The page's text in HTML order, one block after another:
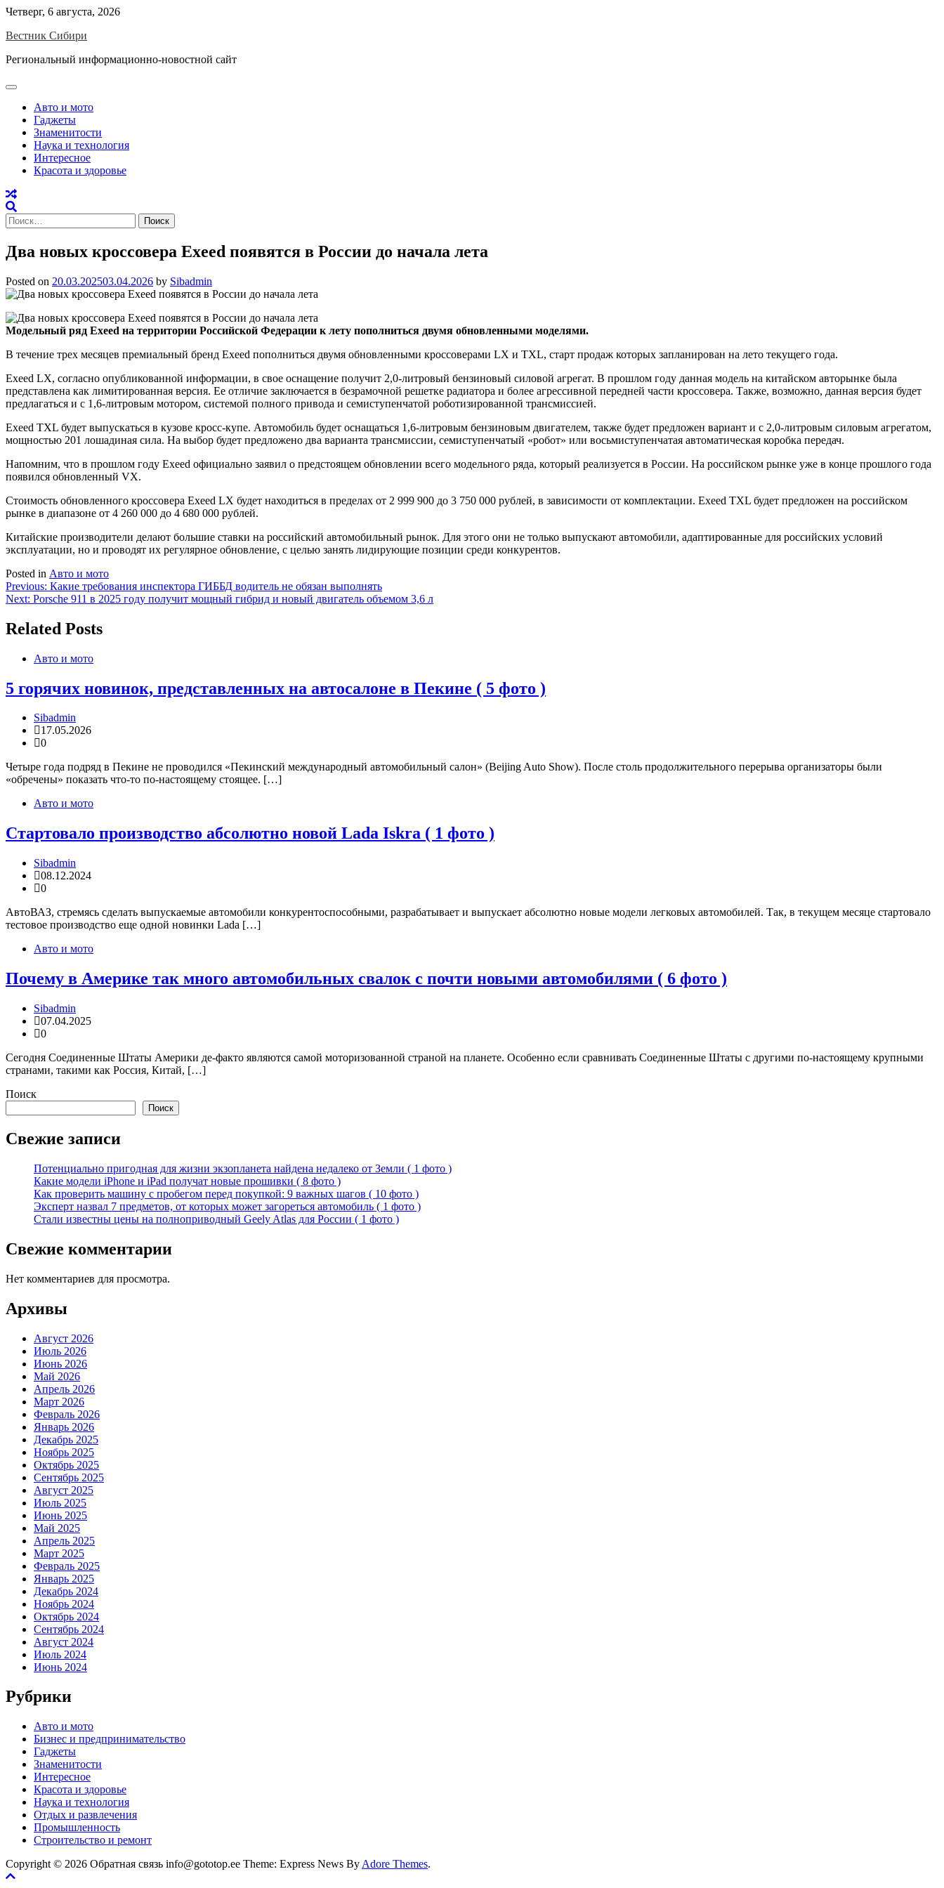
Skip
content
Четверг, 6 августа, 2026
Вестник Сибири
Региональный информационно-новостной сайт
Авто и мото
Гаджеты
Знаменитости
Наука и технология
Интересное
Красота и здоровье
Найти:
Два новых кроссовера Exeed появятся в России до начала лета
Posted on 20.03.202503.04.2026 by Sibadmin
Модельный ряд Exeed на территории Российской Федерации к лету пополниться двумя обновленными моделями.
В течение трех месяцев премиальный бренд Exeed пополниться двумя обновленными кроссоверами LX и TXL, старт продаж которых запланирован на лето текущего года.
Exeed LX, согласно опубликованной информации, в свое оснащение получит 2,0-литровый бензиновый силовой агрегат. В прошлом году данная модель на китайском авторынке была
представлена как лимитированная версия. Ее отличие заключается в безрамочной решетке радиатора и более агрессивной передней части кроссовера. Также, возможно, данная версия будет
предлагаться и с 1,6-литровым мотором, системой полного привода и семиступенчатой роботизированной трансмиссией.
Exeed TXL будет выпускаться в кузове кросс-купе. Автомобиль будет оснащаться 1,6-литровым бензиновым двигателем, также будет предложен вариант и с 2,0-литровым силовым агрегатом,
мощностью 201 лошадиная сила. На выбор будет предложено два варианта трансмиссии, семиступенчатый «робот» или восьмиступенчатая автоматическая коробка передач.
Напомним, что в прошлом году Exeed официально заявил о предстоящем обновлении всего модельного ряда, который реализуется в России. На российском рынке уже в конце прошлого года
появился обновленный VX.
Стоимость обновленного кроссовера Exeed LX будет находиться в пределах от 2 999 900 до 3 750 000 рублей, в зависимости от комплектации. Exeed TXL будет предложен на российском
рынке в диапазоне от 4 260 000 до 4 680 000 рублей.
Китайские производители делают большие ставки на российский автомобильный рынок. Для этого они не только выпускают автомобили, адаптированные для российских условий
эксплуатации, но и проводят их регулярное обновление, с целью занять лидирующие позиции среди конкурентов.
Posted in Авто и мото
Навигация
по
записям
Previous: Какие требования инспектора ГИББД водитель не обязан выполнять
Next: Porsche 911 в 2025 году получит мощный гибрид и новый двигатель объемом 3,6 л
Related Posts
Авто и мото
5 горячих новинок, представленных на автосалоне в Пекине ( 5 фото )
Sibadmin
17.05.2026
0
Четыре года подряд в Пекине не проводился «Пекинский международный автомобильный салон» (Beijing Auto Show). После столь продолжительного перерыва организаторы были
«обречены» показать что-то по-настоящему стоящее. […]
Авто и мото
Стартовало производство абсолютно новой Lada Iskra ( 1 фото )
Sibadmin
08.12.2024
0
АвтоВАЗ, стремясь сделать выпускаемые автомобили конкурентоспособными, разрабатывает и выпускает абсолютно новые модели легковых автомобилей. Так, в текущем месяце стартовало
тестовое производство еще одной новинки Lada […]
Авто и мото
Почему в Америке так много автомобильных свалок с почти новыми автомобилями ( 6 фото )
Sibadmin
07.04.2025
0
Сегодня Соединенные Штаты Америки де-факто являются самой моторизованной страной на планете. Особенно если сравнивать Соединенные Штаты с другими по-настоящему крупными
странами, такими как Россия, Китай, […]
Поиск
Поиск
Свежие записи
Потенциально пригодная для жизни экзопланета найдена недалеко от Земли ( 1 фото )
Какие модели iPhone и iPad получат новые прошивки ( 8 фото )
Как проверить машину с пробегом перед покупкой: 9 важных шагов ( 10 фото )
Эксперт назвал 7 предметов, от которых может загореться автомобиль ( 1 фото )
Стали известны цены на полноприводный Geely Atlas для России ( 1 фото )
Свежие комментарии
Нет комментариев для просмотра.
Архивы
Август 2026
Июль 2026
Июнь 2026
Май 2026
Апрель 2026
Март 2026
Февраль 2026
Январь 2026
Декабрь 2025
Ноябрь 2025
Октябрь 2025
Сентябрь 2025
Август 2025
Июль 2025
Июнь 2025
Май 2025
Апрель 2025
Март 2025
Февраль 2025
Январь 2025
Декабрь 2024
Ноябрь 2024
Октябрь 2024
Сентябрь 2024
Август 2024
Июль 2024
Июнь 2024
Рубрики
Авто и мото
Бизнес и предпринимательство
Гаджеты
Знаменитости
Интересное
Красота и здоровье
Наука и технология
Отдых и развлечения
Промышленность
Строительство и ремонт
Copyright © 2026 Обратная связь info@gototop.ee Theme: Express News By Adore Themes.